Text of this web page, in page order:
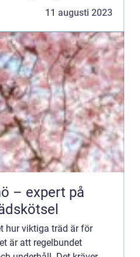
oc...
11 augusti 2023
– expert på
hur viktiga träd är för
är att regelbundet